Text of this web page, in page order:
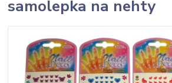
samolepka na nehty